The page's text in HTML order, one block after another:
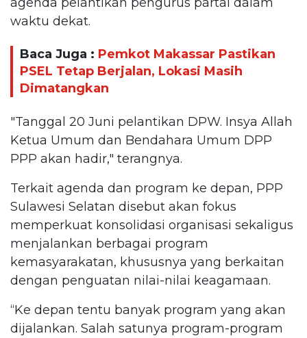
waktu dekat.
Baca Juga : Pemkot Makassar Pastikan
PSEL Tetap Berjalan, Lokasi Masih
Dimatangkan
"Tanggal 20 Juni pelantikan DPW. Insya Allah
Ketua Umum dan Bendahara Umum DPP
PPP akan hadir," terangnya.
Terkait agenda dan program ke depan, PPP
Sulawesi Selatan disebut akan fokus
memperkuat konsolidasi organisasi sekaligus
menjalankan berbagai program
kemasyarakatan, khususnya yang berkaitan
dengan penguatan nilai-nilai keagamaan.
“Ke depan tentu banyak program yang akan
dijalankan. Salah satunya program-program